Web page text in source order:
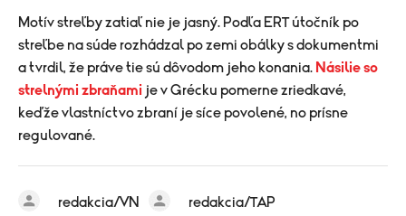
Motív streľby zatiaľ nie je jasný. Podľa ERT útočník po
streľbe na súde rozhádzal po zemi obálky s dokumentmi
a tvrdil, že práve tie sú dôvodom jeho konania. Násilie so
strelnými zbraňami je v Grécku pomerne zriedkavé,
keďže vlastníctvo zbraní je síce povolené, no prísne
regulované.
redakcia/VN redakcia/TAP